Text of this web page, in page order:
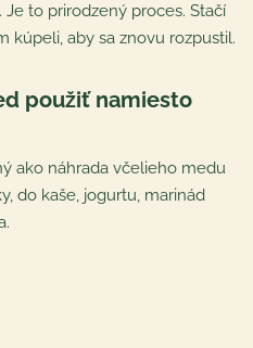
to prirodzený proces. Stačí
kúpeli, aby sa znovu rozpustil.
použiť namiesto
ako náhrada včelieho medu
do kaše, jogurtu, marinád